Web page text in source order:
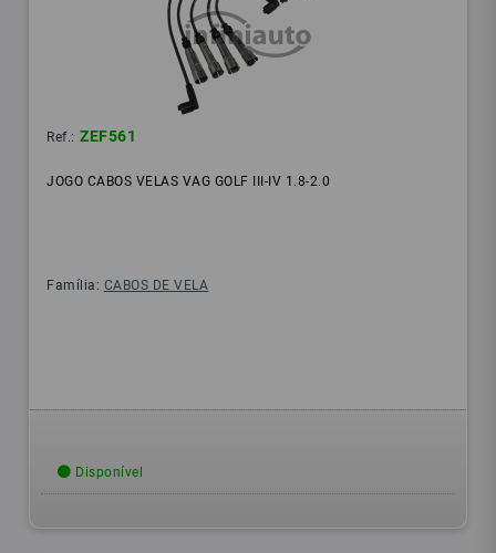
Ref.: ZEF561
JOGO CABOS VELAS VAG GOLF III-IV 1.8-2.0
Família: CABOS DE VELA
Disponível